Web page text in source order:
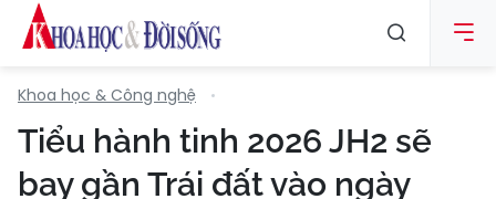
Khoa học & Công nghệ
Tiểu hành tinh 2026 JH2 sẽ
bay gần Trái đất vào ngày